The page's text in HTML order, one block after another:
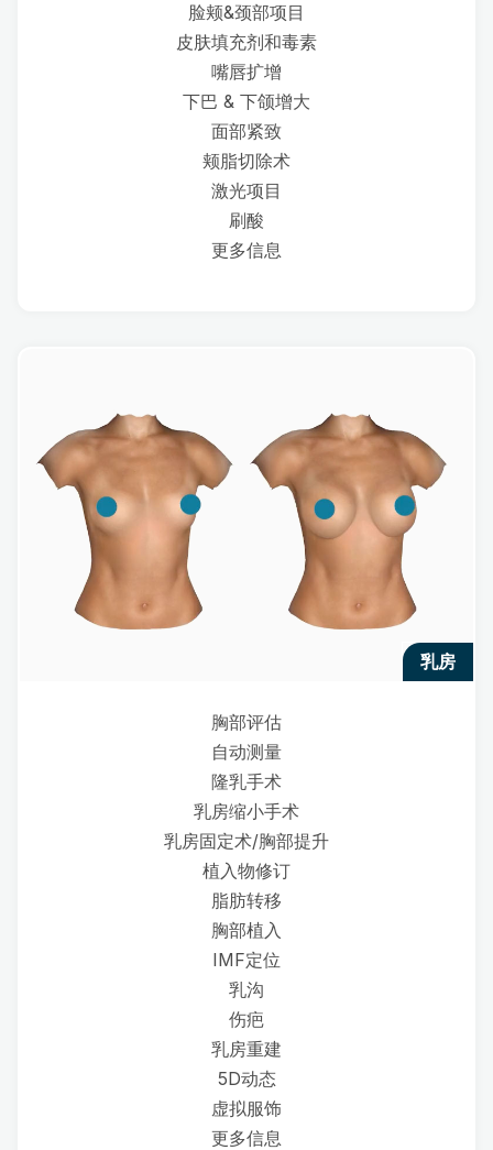
脸颊&颈部项目
皮肤填充剂和毒素
嘴唇扩增
下巴 & 下颌增大
面部紧致
颊脂切除术
激光项目
刷酸
更多信息
乳房
胸部评估
自动测量
隆乳手术
乳房缩小手术
乳房固定术/胸部提升
植入物修订
脂肪转移
胸部植入
IMF定位
乳沟
伤疤
乳房重建
5D动态
虚拟服饰
更多信息